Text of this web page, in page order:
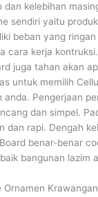
dan kelebihan
sendiri yaitu
beban yang
cara kerja
juga tahan akan
untuk memilih
anda. Pengerjaan
dan simpel.
dan rapi. Dengah
benar-benar
bangunan lazim